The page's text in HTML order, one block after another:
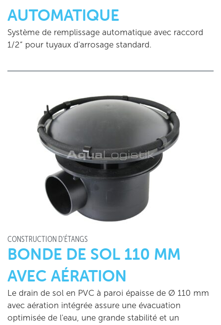
AUTOMATIQUE
Système de remplissage automatique avec raccord
1/2“ pour tuyaux d'arrosage standard.
CONSTRUCTION D'ÉTANGS
BONDE DE SOL 110 MM
AVEC AÉRATION
Le drain de sol en PVC à paroi épaisse de Ø 110 mm
avec aération intégrée assure une évacuation
optimisée de l'eau, une grande stabilité et un